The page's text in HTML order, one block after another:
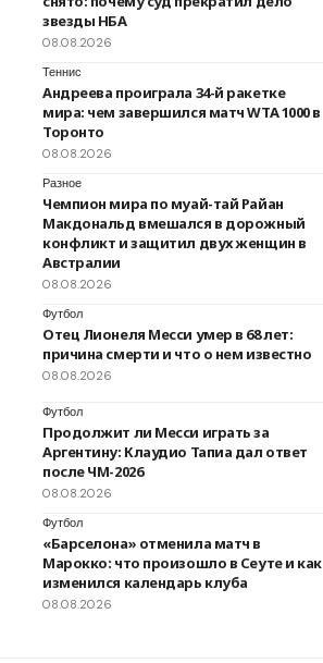
звезды НБА
08.08.2026
Теннис
Андреева проиграла 34-й ракетке
мира: чем завершился матч WTA 1000 в
Торонто
08.08.2026
Разное
Чемпион мира по муай-тай Райан
Макдональд вмешался в дорожный
конфликт и защитил двух женщин в
Австралии
08.08.2026
Футбол
Отец Лионеля Месси умер в 68 лет:
причина смерти и что о нем известно
08.08.2026
Футбол
Продолжит ли Месси играть за
Аргентину: Клаудио Тапиа дал ответ
после ЧМ-2026
08.08.2026
Футбол
«Барселона» отменила матч в
Марокко: что произошло в Сеуте и как
изменился календарь клуба
08.08.2026